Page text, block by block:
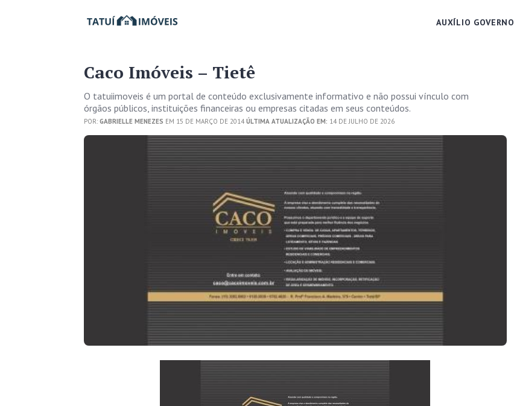
AUXÍLIO GOVERNO
Caco Imóveis – Tietê
O tatuiimoveis é um portal de conteúdo exclusivamente informativo e não possui vínculo com
órgãos públicos, instituições financeiras ou empresas citadas em seus conteúdos.
POR: GABRIELLE MENEZES EM 15 DE MARÇO DE 2014ÚLTIMA ATUALIZAÇÃO EM: 14 DE JULHO DE 2026